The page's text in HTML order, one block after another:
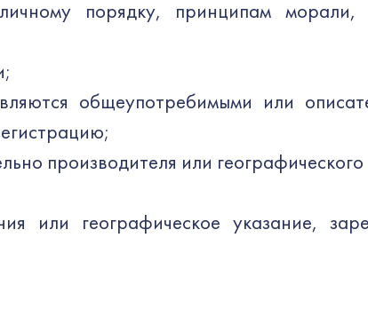
порядку, принципам
общеупотребимыми или
производителя или
или географическое указание,